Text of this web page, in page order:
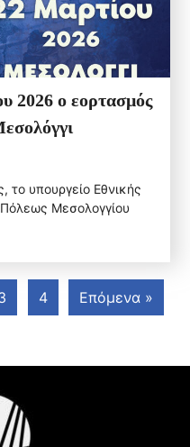
2026 ο εορτασμός
το υπουργείο Εθνικής
Μεσολογγίου
4 Επόμενα »